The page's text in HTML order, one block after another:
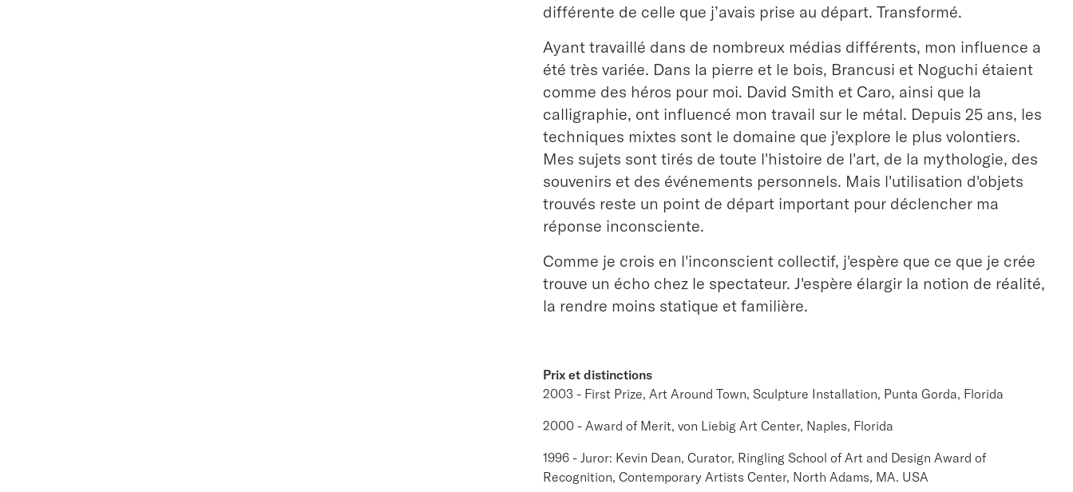
différente de celle que j’avais prise au départ. Transformé.
Ayant travaillé dans de nombreux médias différents, mon influence a
été très variée. Dans la pierre et le bois, Brancusi et Noguchi étaient
comme des héros pour moi. David Smith et Caro, ainsi que la
calligraphie, ont influencé mon travail sur le métal. Depuis 25 ans, les
techniques mixtes sont le domaine que j'explore le plus volontiers.
Mes sujets sont tirés de toute l'histoire de l'art, de la mythologie, des
souvenirs et des événements personnels. Mais l'utilisation d'objets
trouvés reste un point de départ important pour déclencher ma
réponse inconsciente.
Comme je crois en l'inconscient collectif, j'espère que ce que je crée
trouve un écho chez le spectateur. J'espère élargir la notion de réalité,
la rendre moins statique et familière.
Prix et distinctions
2003 - First Prize, Art Around Town, Sculpture Installation, Punta Gorda, Florida
2000 - Award of Merit, von Liebig Art Center, Naples, Florida
1996 - Juror: Kevin Dean, Curator, Ringling School of Art and Design Award of
Recognition, Contemporary Artists Center, North Adams, MA. USA